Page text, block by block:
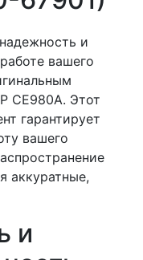
и
вашего
CE980A. Этот
гарантирует
вашего
аккуратные,
и